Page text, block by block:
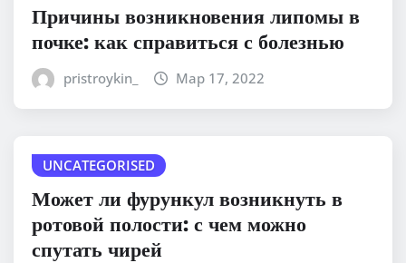
Причины возникновения липомы в
почке: как справиться с болезнью
pristroykin_ Мар 17, 2022
UNCATEGORISED
Может ли фурункул возникнуть в
ротовой полости: с чем можно
спутать чирей